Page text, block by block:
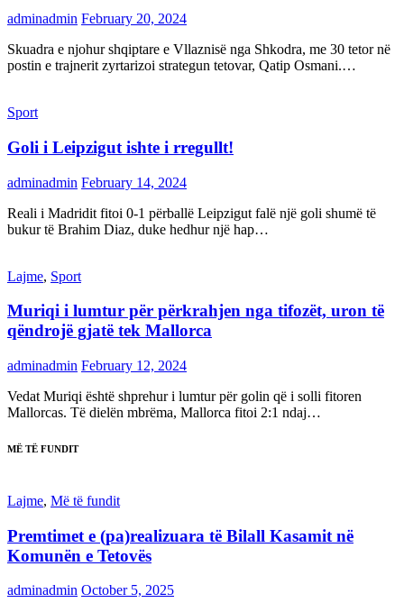
adminadmin February 20, 2024
Skuadra e njohur shqiptare e Vllaznisë nga Shkodra, me 30 tetor në
postin e trajnerit zyrtarizoi strategun tetovar, Qatip Osmani.…
Sport
Goli i Leipzigut ishte i rregullt!
adminadmin February 14, 2024
Reali i Madridit fitoi 0-1 përballë Leipzigut falë një goli shumë të
bukur të Brahim Diaz, duke hedhur një hap…
Lajme, Sport
Muriqi i lumtur për përkrahjen nga tifozët, uron të
qëndrojë gjatë tek Mallorca
adminadmin February 12, 2024
Vedat Muriqi është shprehur i lumtur për golin që i solli fitoren
Mallorcas. Të dielën mbrëma, Mallorca fitoi 2:1 ndaj…
MË TË FUNDIT
Lajme, Më të fundit
Premtimet e (pa)realizuara të Bilall Kasamit në
Komunën e Tetovës
adminadmin October 5, 2025